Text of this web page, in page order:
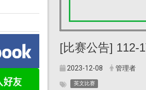
[比赛公告] 112-
2023-12-08 管理者
英文比赛